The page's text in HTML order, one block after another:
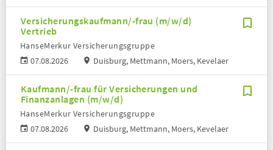
Versicherungskaufmann/-frau (m/w/d)
Vertrieb
07.08.2026
HanseMerkur Versicherungsgruppe
Duisburg, Mettmann, Moers, Kevelaer
Kaufmann/-frau für Versicherungen und
Finanzanlagen (m/w/d)
07.08.2026
HanseMerkur Versicherungsgruppe
Duisburg, Mettmann, Moers, Kevelaer